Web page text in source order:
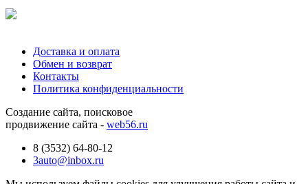
Доставка и оплата
Обмен и возврат
Контакты
Политика конфиденциальности
Создание сайта, поисковое
продвижение сайта - web56.ru
8 (3532) 64-80-12
3auto@inbox.ru